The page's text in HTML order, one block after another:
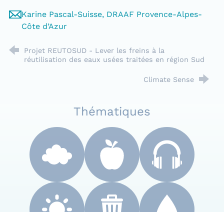
Karine Pascal-Suisse, DRAAF Provence-Alpes-
Côte d’Azur
Projet REUTOSUD - Lever les freins à la
réutilisation des eaux usées traitées en région Sud
Climate Sense
Thématiques